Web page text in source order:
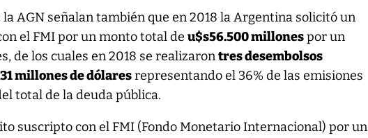
AGN señalan también que en 2018 la Argentina solicitó un
el FMI por un monto total deu$s56.500 millonespor un
de los cuales en 2018 se realizarontres desembolsos
millones de dólaresrepresentando el 36% de las emisiones
total de la deuda pública.
suscripto con el FMI (Fondo Monetario Internacional) por un